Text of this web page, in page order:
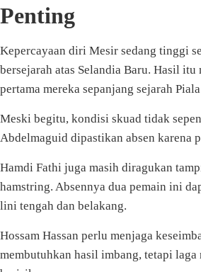
Penting
Kepercayaan diri Mesir sedang tinggi
bersejarah atas Selandia Baru. Hasil itu
pertama mereka sepanjang sejarah
Meski begitu, kondisi skuad tidak
Abdelmaguid dipastikan absen karena
Hamdi Fathi juga masih diragukan
hamstring. Absennya dua pemain ini
lini tengah dan belakang.
Hossam Hassan perlu menjaga
membutuhkan hasil imbang, tetapi laga